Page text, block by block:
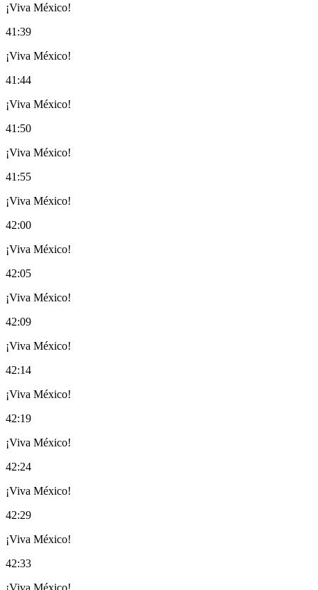
¡Viva México!
41:39
¡Viva México!
41:44
¡Viva México!
41:50
¡Viva México!
41:55
¡Viva México!
42:00
¡Viva México!
42:05
¡Viva México!
42:09
¡Viva México!
42:14
¡Viva México!
42:19
¡Viva México!
42:24
¡Viva México!
42:29
¡Viva México!
42:33
¡Viva México!